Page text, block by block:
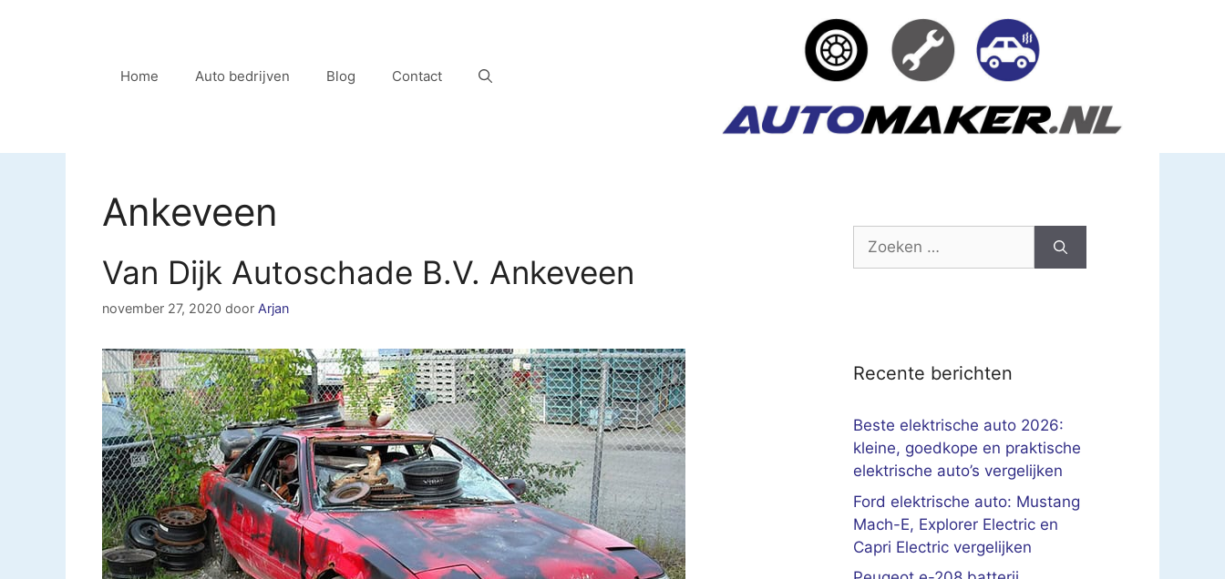
Home Auto bedrijven Blog Contact
Ankeveen
Van Dijk Autoschade B.V. Ankeveen
november 27, 2020 door Arjan
Zoek
Recente berichten
Beste elektrische auto 2026:
kleine, goedkope en praktische
elektrische auto’s vergelijken
Ford elektrische auto: Mustang
Mach-E, Explorer Electric en
Capri Electric vergelijken